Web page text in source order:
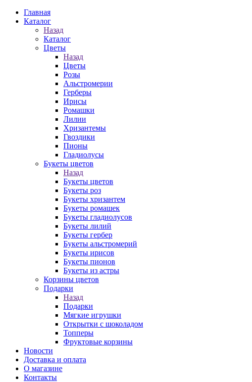
Главная
Каталог
Назад
Каталог
Цветы
Назад
Цветы
Розы
Альстромерии
Герберы
Ирисы
Ромашки
Лилии
Хризантемы
Гвоздики
Пионы
Гладиолусы
Букеты цветов
Назад
Букеты цветов
Букеты роз
Букеты хризантем
Букеты ромашек
Букеты гладиолусов
Букеты лилий
Букеты гербер
Букеты альстромерий
Букеты ирисов
Букеты пионов
Букеты из астры
Корзины цветов
Подарки
Назад
Подарки
Мягкие игрушки
Открытки с шоколадом
Топперы
Фруктовые корзины
Новости
Доставка и оплата
О магазине
Контакты